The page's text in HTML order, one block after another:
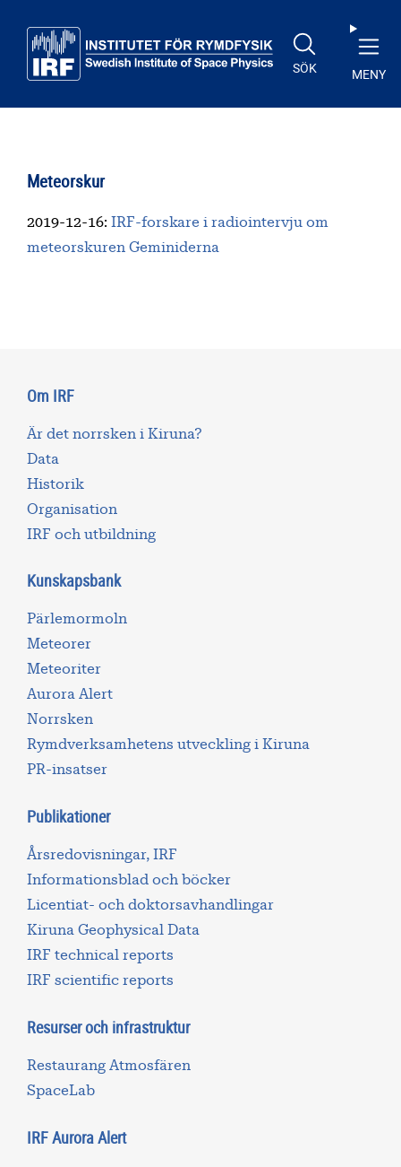
SÖK MENY
Meteorskur
2019-12-16:
IRF-forskare i radiointervju om
meteorskuren Geminiderna
Om IRF
Är det norrsken i Kiruna?
Data
Historik
Organisation
IRF och utbildning
Kunskapsbank
Pärlemormoln
Meteorer
Meteoriter
Aurora Alert
Norrsken
Rymdverksamhetens utveckling i Kiruna
PR-insatser
Publikationer
Årsredovisningar, IRF
Informationsblad och böcker
Licentiat- och doktorsavhandlingar
Kiruna Geophysical Data
IRF technical reports
IRF scientific reports
Resurser och infrastruktur
Restaurang Atmosfären
SpaceLab
IRF Aurora Alert